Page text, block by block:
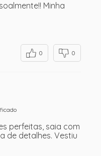
Minha
0 0
perfeitas, saia com
de detalhes. Vestiu